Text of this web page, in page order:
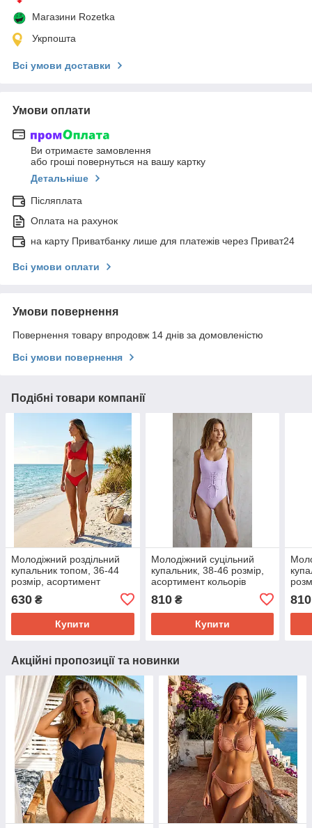
Магазини Rozetka
Укрпошта
Всі умови доставки
Умови оплати
Ви отримаєте замовлення
або гроші повернуться на вашу картку
Детальніше
Післяплата
Оплата на рахунок
на карту Приватбанку лише для платежів через Приват24
Всі умови оплати
Умови повернення
Повернення товару впродовж 14 днів за домовленістю
Всі умови повернення
Подібні товари компанії
Молодіжний роздільний
купальник топом, 36-44
розмір, асортимент
630 ₴
Купити
Молодіжний суцільний
купальник, 38-46 розмір,
асортимент кольорів
810₴
Купити
810
Акційні пропозиції та новинки